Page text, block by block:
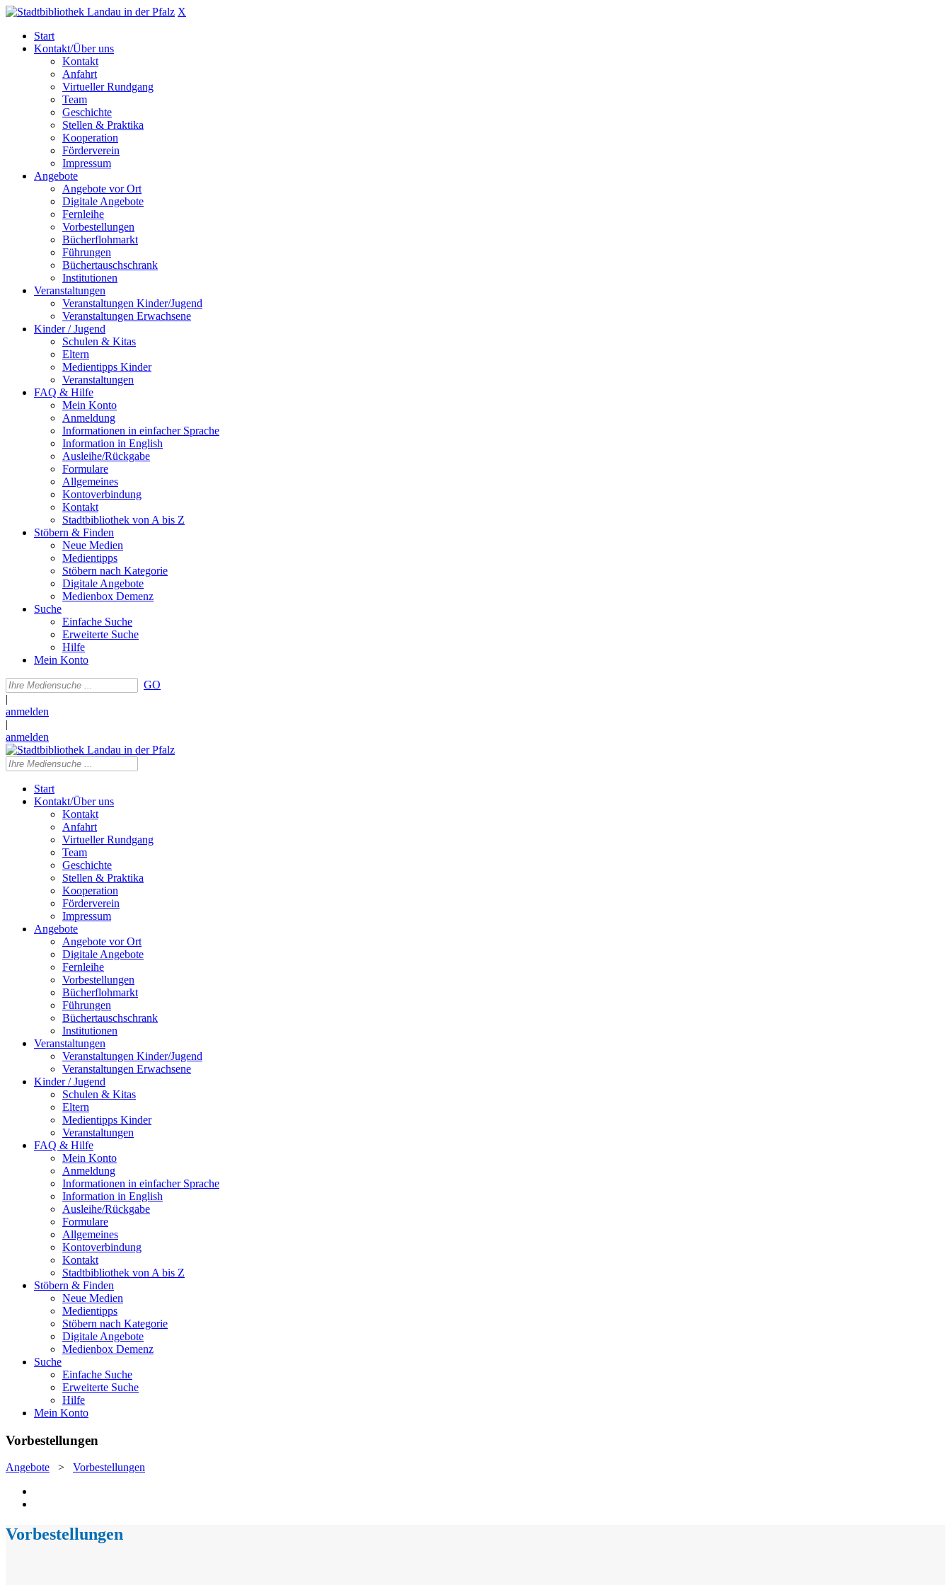
X
Start
Kontakt/Über uns
Kontakt
Anfahrt
Virtueller Rundgang
Team
Geschichte
Stellen & Praktika
Kooperation
Förderverein
Impressum
Angebote
Angebote vor Ort
Digitale Angebote
Fernleihe
Vorbestellungen
Bücherflohmarkt
Führungen
Büchertauschschrank
Institutionen
Veranstaltungen
Veranstaltungen Kinder/Jugend
Veranstaltungen Erwachsene
Kinder / Jugend
Schulen & Kitas
Eltern
Medientipps Kinder
Veranstaltungen
FAQ & Hilfe
Mein Konto
Anmeldung
Informationen in einfacher Sprache
Information in English
Ausleihe/Rückgabe
Formulare
Allgemeines
Kontoverbindung
Kontakt
Stadtbibliothek von A bis Z
Stöbern & Finden
Neue Medien
Medientipps
Stöbern nach Kategorie
Digitale Angebote
Medienbox Demenz
Suche
Einfache Suche
Erweiterte Suche
Hilfe
Mein Konto
GO
|
anmelden
|
anmelden
Start
Kontakt/Über uns
Kontakt
Anfahrt
Virtueller Rundgang
Team
Geschichte
Stellen & Praktika
Kooperation
Förderverein
Impressum
Angebote
Angebote vor Ort
Digitale Angebote
Fernleihe
Vorbestellungen
Bücherflohmarkt
Führungen
Büchertauschschrank
Institutionen
Veranstaltungen
Veranstaltungen Kinder/Jugend
Veranstaltungen Erwachsene
Kinder / Jugend
Schulen & Kitas
Eltern
Medientipps Kinder
Veranstaltungen
FAQ & Hilfe
Mein Konto
Anmeldung
Informationen in einfacher Sprache
Information in English
Ausleihe/Rückgabe
Formulare
Allgemeines
Kontoverbindung
Kontakt
Stadtbibliothek von A bis Z
Stöbern & Finden
Neue Medien
Medientipps
Stöbern nach Kategorie
Digitale Angebote
Medienbox Demenz
Suche
Einfache Suche
Erweiterte Suche
Hilfe
Mein Konto
Vorbestellungen
Angebote > Vorbestellungen
Vorbestellungen